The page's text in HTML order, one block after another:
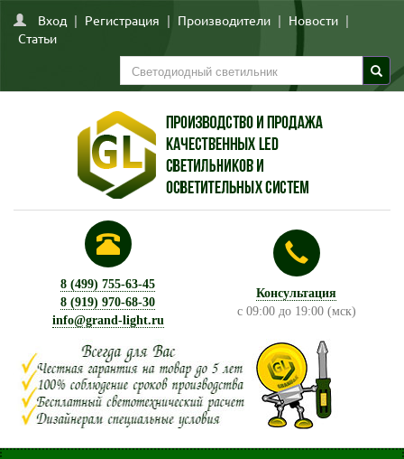
Вход | Регистрация | Производители | Новости |
Статьи
8 (499) 755-63-45
8 (919) 970-68-30
info@grand-light.ru
Консультация
с 09:00 до 19:00 (мск)